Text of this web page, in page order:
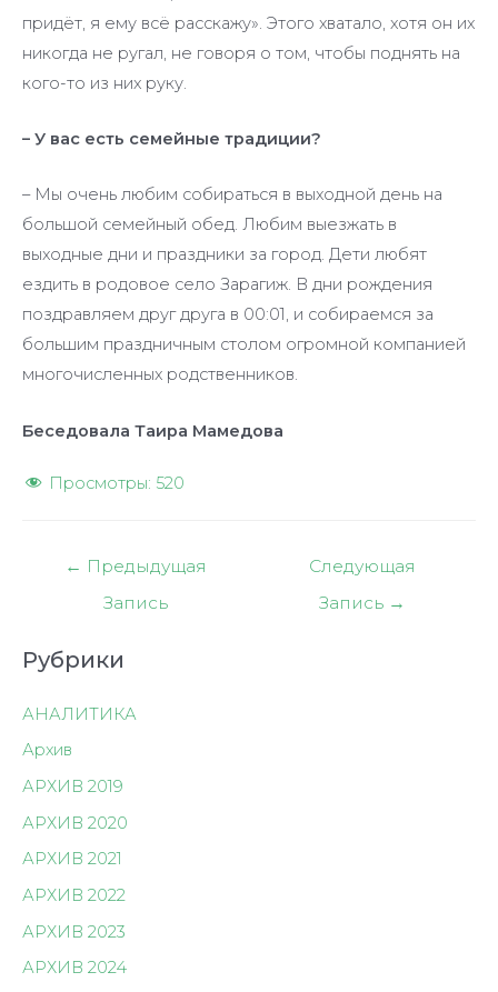
придёт, я ему всё расскажу». Этого хватало, хотя он их
никогда не ругал, не говоря о том, чтобы поднять на
кого-то из них руку.
– У вас есть семейные традиции?
– Мы очень любим собираться в выходной день на
большой семейный обед. Любим выезжать в
выходные дни и праздники за город. Дети любят
ездить в родовое село Зарагиж. В дни рождения
поздравляем друг друга в 00:01, и собираемся за
большим праздничным столом огромной компанией
многочисленных родственников.
Беседовала Таира Мамедова
Просмотры: 520
Навигация
← Предыдущая
Запись
Следующая
Запись →
Рубрики
АНАЛИТИКА
Архив
АРХИВ 2019
АРХИВ 2020
АРХИВ 2021
АРХИВ 2022
АРХИВ 2023
АРХИВ 2024